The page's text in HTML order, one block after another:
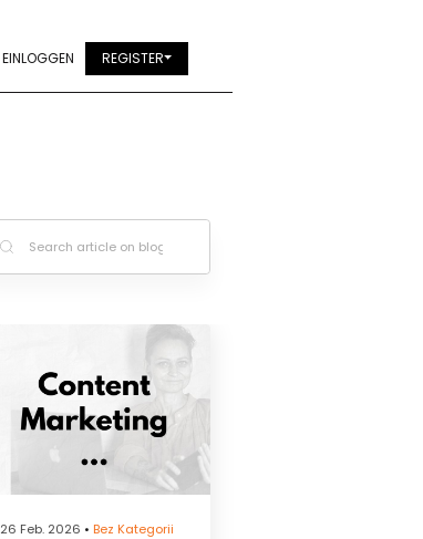
EINLOGGEN REGISTER
26 Feb. 2026 • Bez Kategorii